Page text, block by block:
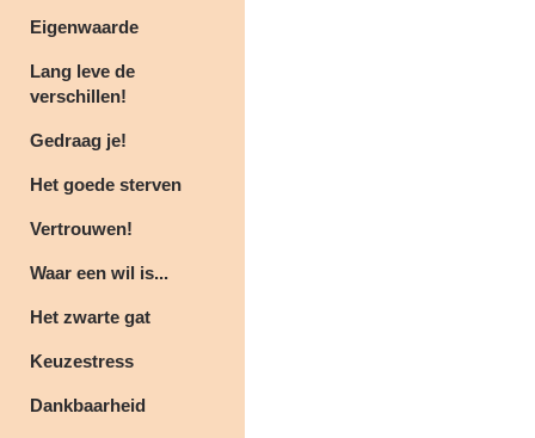
Eigenwaarde
Lang leve de
verschillen!
Gedraag je!
Het goede sterven
Vertrouwen!
Waar een wil is...
Het zwarte gat
Keuzestress
Dankbaarheid